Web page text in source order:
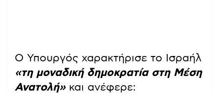
Ο Υπουργός χαρακτήρισε το Ισραήλ
«τη μοναδική δημοκρατία στη Μέση
Ανατολή»και ανέφερε: